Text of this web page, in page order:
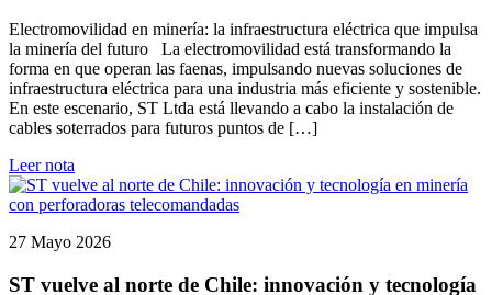
Electromovilidad en minería: la infraestructura eléctrica que impulsa
la minería del futuro La electromovilidad está transformando la
forma en que operan las faenas, impulsando nuevas soluciones de
infraestructura eléctrica para una industria más eficiente y sostenible.
En este escenario, ST Ltda está llevando a cabo la instalación de
cables soterrados para futuros puntos de […]
Leer nota
27 Mayo 2026
ST vuelve al norte de Chile: innovación y tecnología